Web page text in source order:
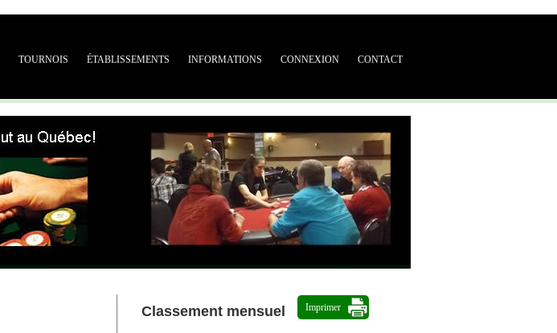
TOURNOIS ÉTABLISSEMENTS INFORMATIONS CONNEXION CONTACT
Classement mensuel Imprimer